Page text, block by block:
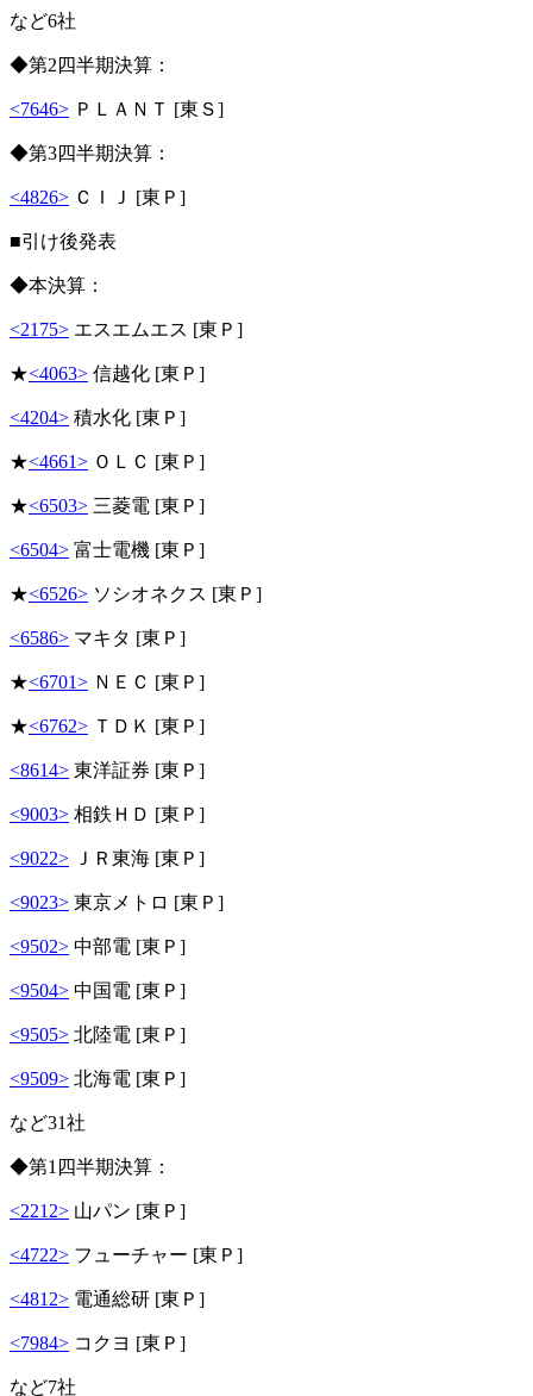
など6社
◆第2四半期決算：
<7646> ＰＬＡＮＴ [東Ｓ]
◆第3四半期決算：
<4826> ＣＩＪ [東Ｐ]
■引け後発表
◆本決算：
<2175> エスエムエス [東Ｐ]
★<4063> 信越化 [東Ｐ]
<4204> 積水化 [東Ｐ]
★<4661> ＯＬＣ [東Ｐ]
★<6503> 三菱電 [東Ｐ]
<6504> 富士電機 [東Ｐ]
★<6526> ソシオネクス [東Ｐ]
<6586> マキタ [東Ｐ]
★<6701> ＮＥＣ [東Ｐ]
★<6762> ＴＤＫ [東Ｐ]
<8614> 東洋証券 [東Ｐ]
<9003> 相鉄ＨＤ [東Ｐ]
<9022> ＪＲ東海 [東Ｐ]
<9023> 東京メトロ [東Ｐ]
<9502> 中部電 [東Ｐ]
<9504> 中国電 [東Ｐ]
<9505> 北陸電 [東Ｐ]
<9509> 北海電 [東Ｐ]
など31社
◆第1四半期決算：
<2212> 山パン [東Ｐ]
<4722> フューチャー [東Ｐ]
<4812> 電通総研 [東Ｐ]
<7984> コクヨ [東Ｐ]
など7社